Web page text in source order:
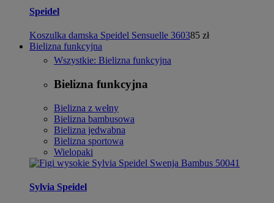
Speidel
Koszulka damska Speidel Sensuelle 360385 zł
Bielizna funkcyjna
Wszystkie: Bielizna funkcyjna
Bielizna funkcyjna
Bielizna z wełny
Bielizna bambusowa
Bielizna jedwabna
Bielizna sportowa
Wielopaki
Sylvia Speidel